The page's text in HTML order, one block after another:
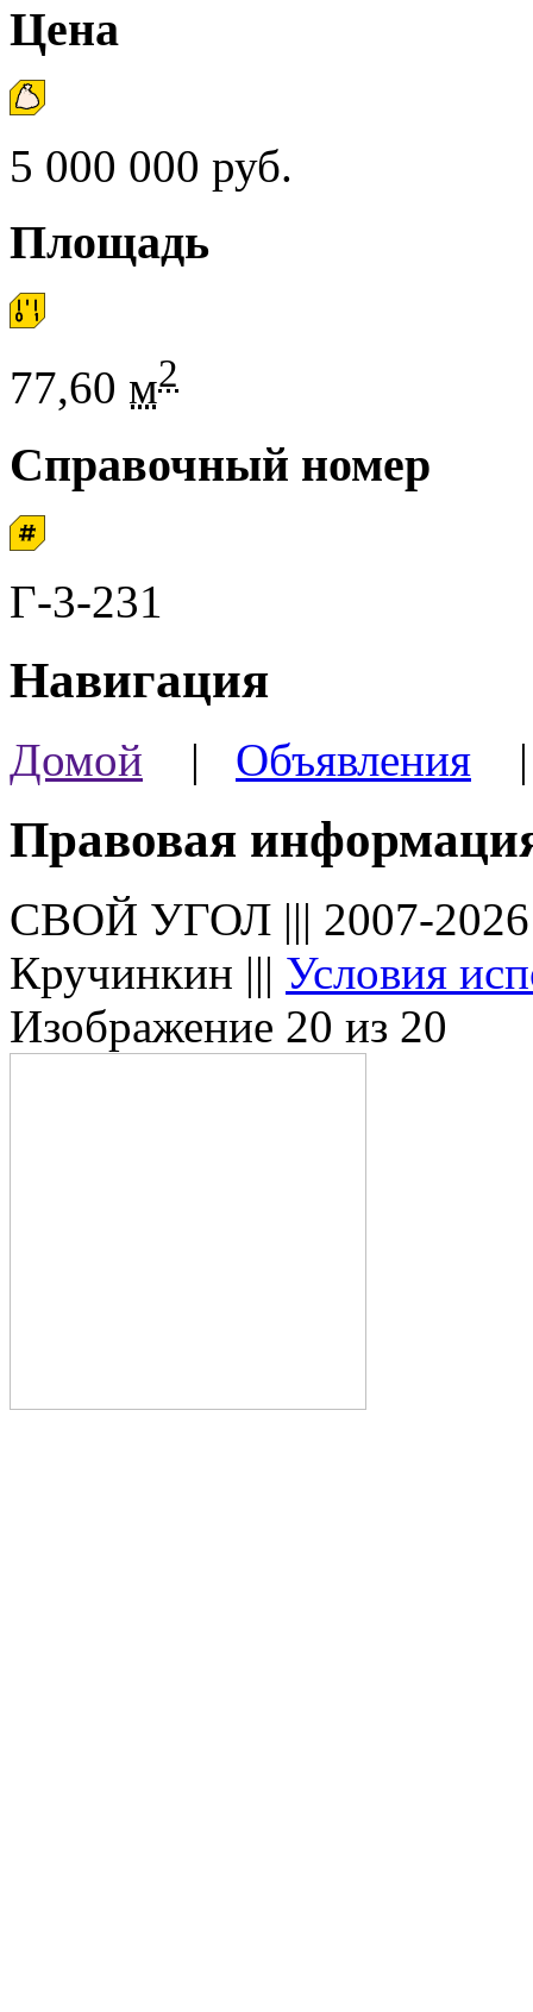
Цена
5 000 000 руб.
Площадь
77,60 м2
Справочный номер
Г-3-231
Навигация
Домой | Объявления
Правовая
СВОЙ УГОЛ ||| 2007-
Кручинкин ||| Условия
Изображение 20 из 20